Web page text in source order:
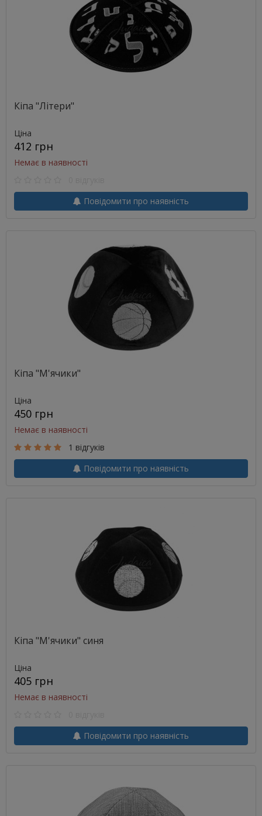
Кіпа "Літери"
Ціна
412 грн
Немає в наявності
Повідомити про наявність
Кіпа "М'ячики"
Ціна
450 грн
Немає в наявності
1 відгуків
Повідомити про наявність
Кіпа "М'ячики" синя
Ціна
405 грн
Немає в наявності
Повідомити про наявність